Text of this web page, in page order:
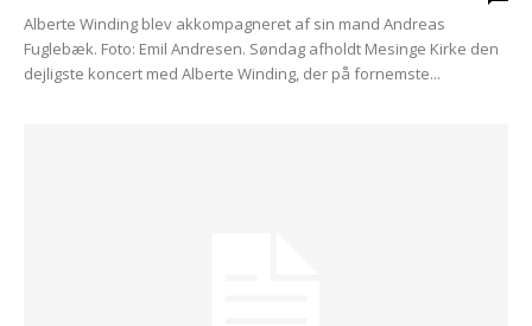
Alberte Winding blev akkompagneret af sin mand Andreas
Fuglebæk. Foto: Emil Andresen. Søndag afholdt Mesinge Kirke den
dejligste koncert med Alberte Winding, der på fornemste...